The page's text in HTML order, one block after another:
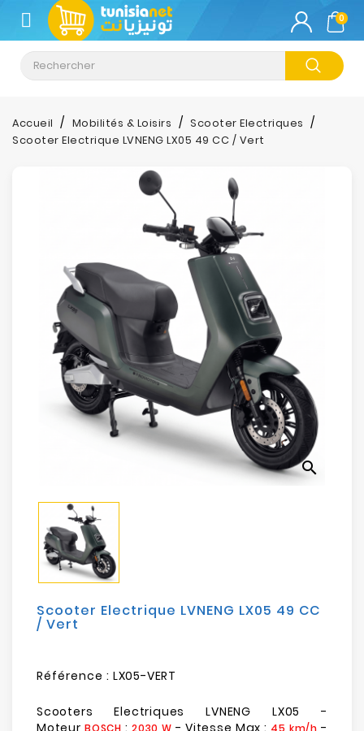
CATÉGORIE
Climatisation
Informatique
Stockage
Photos
Electroménager
Bureautique
Mobilités
Loisirs
0
Accueil Mobilités & Loisirs
Scooter Electriques
Scooter Electrique LVNENG LX05 49 CC / Vert
search
Scooter Electrique LVNENG LX05 49 CC
/ Vert
Référence : LX05-VERT
Scooters Electriques LVNENG LX05 -